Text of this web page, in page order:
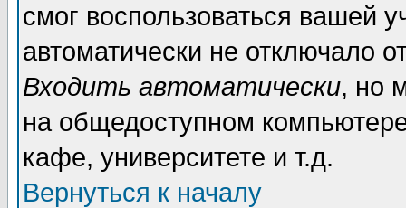
смог воспользоваться вашей
автоматически не отключало
Входить автоматически, но
на общедоступном
кафе, университете и т.д.
Вернуться к началу